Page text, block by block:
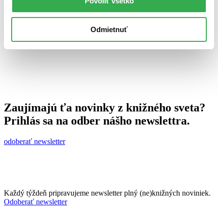
Odmietnuť
Zaujímajú ťa novinky z knižného sveta?
Prihlás sa na odber nášho newslettra.
odoberať newsletter
Každý týždeň pripravujeme newsletter plný (ne)knižných noviniek.
Odoberať newsletter